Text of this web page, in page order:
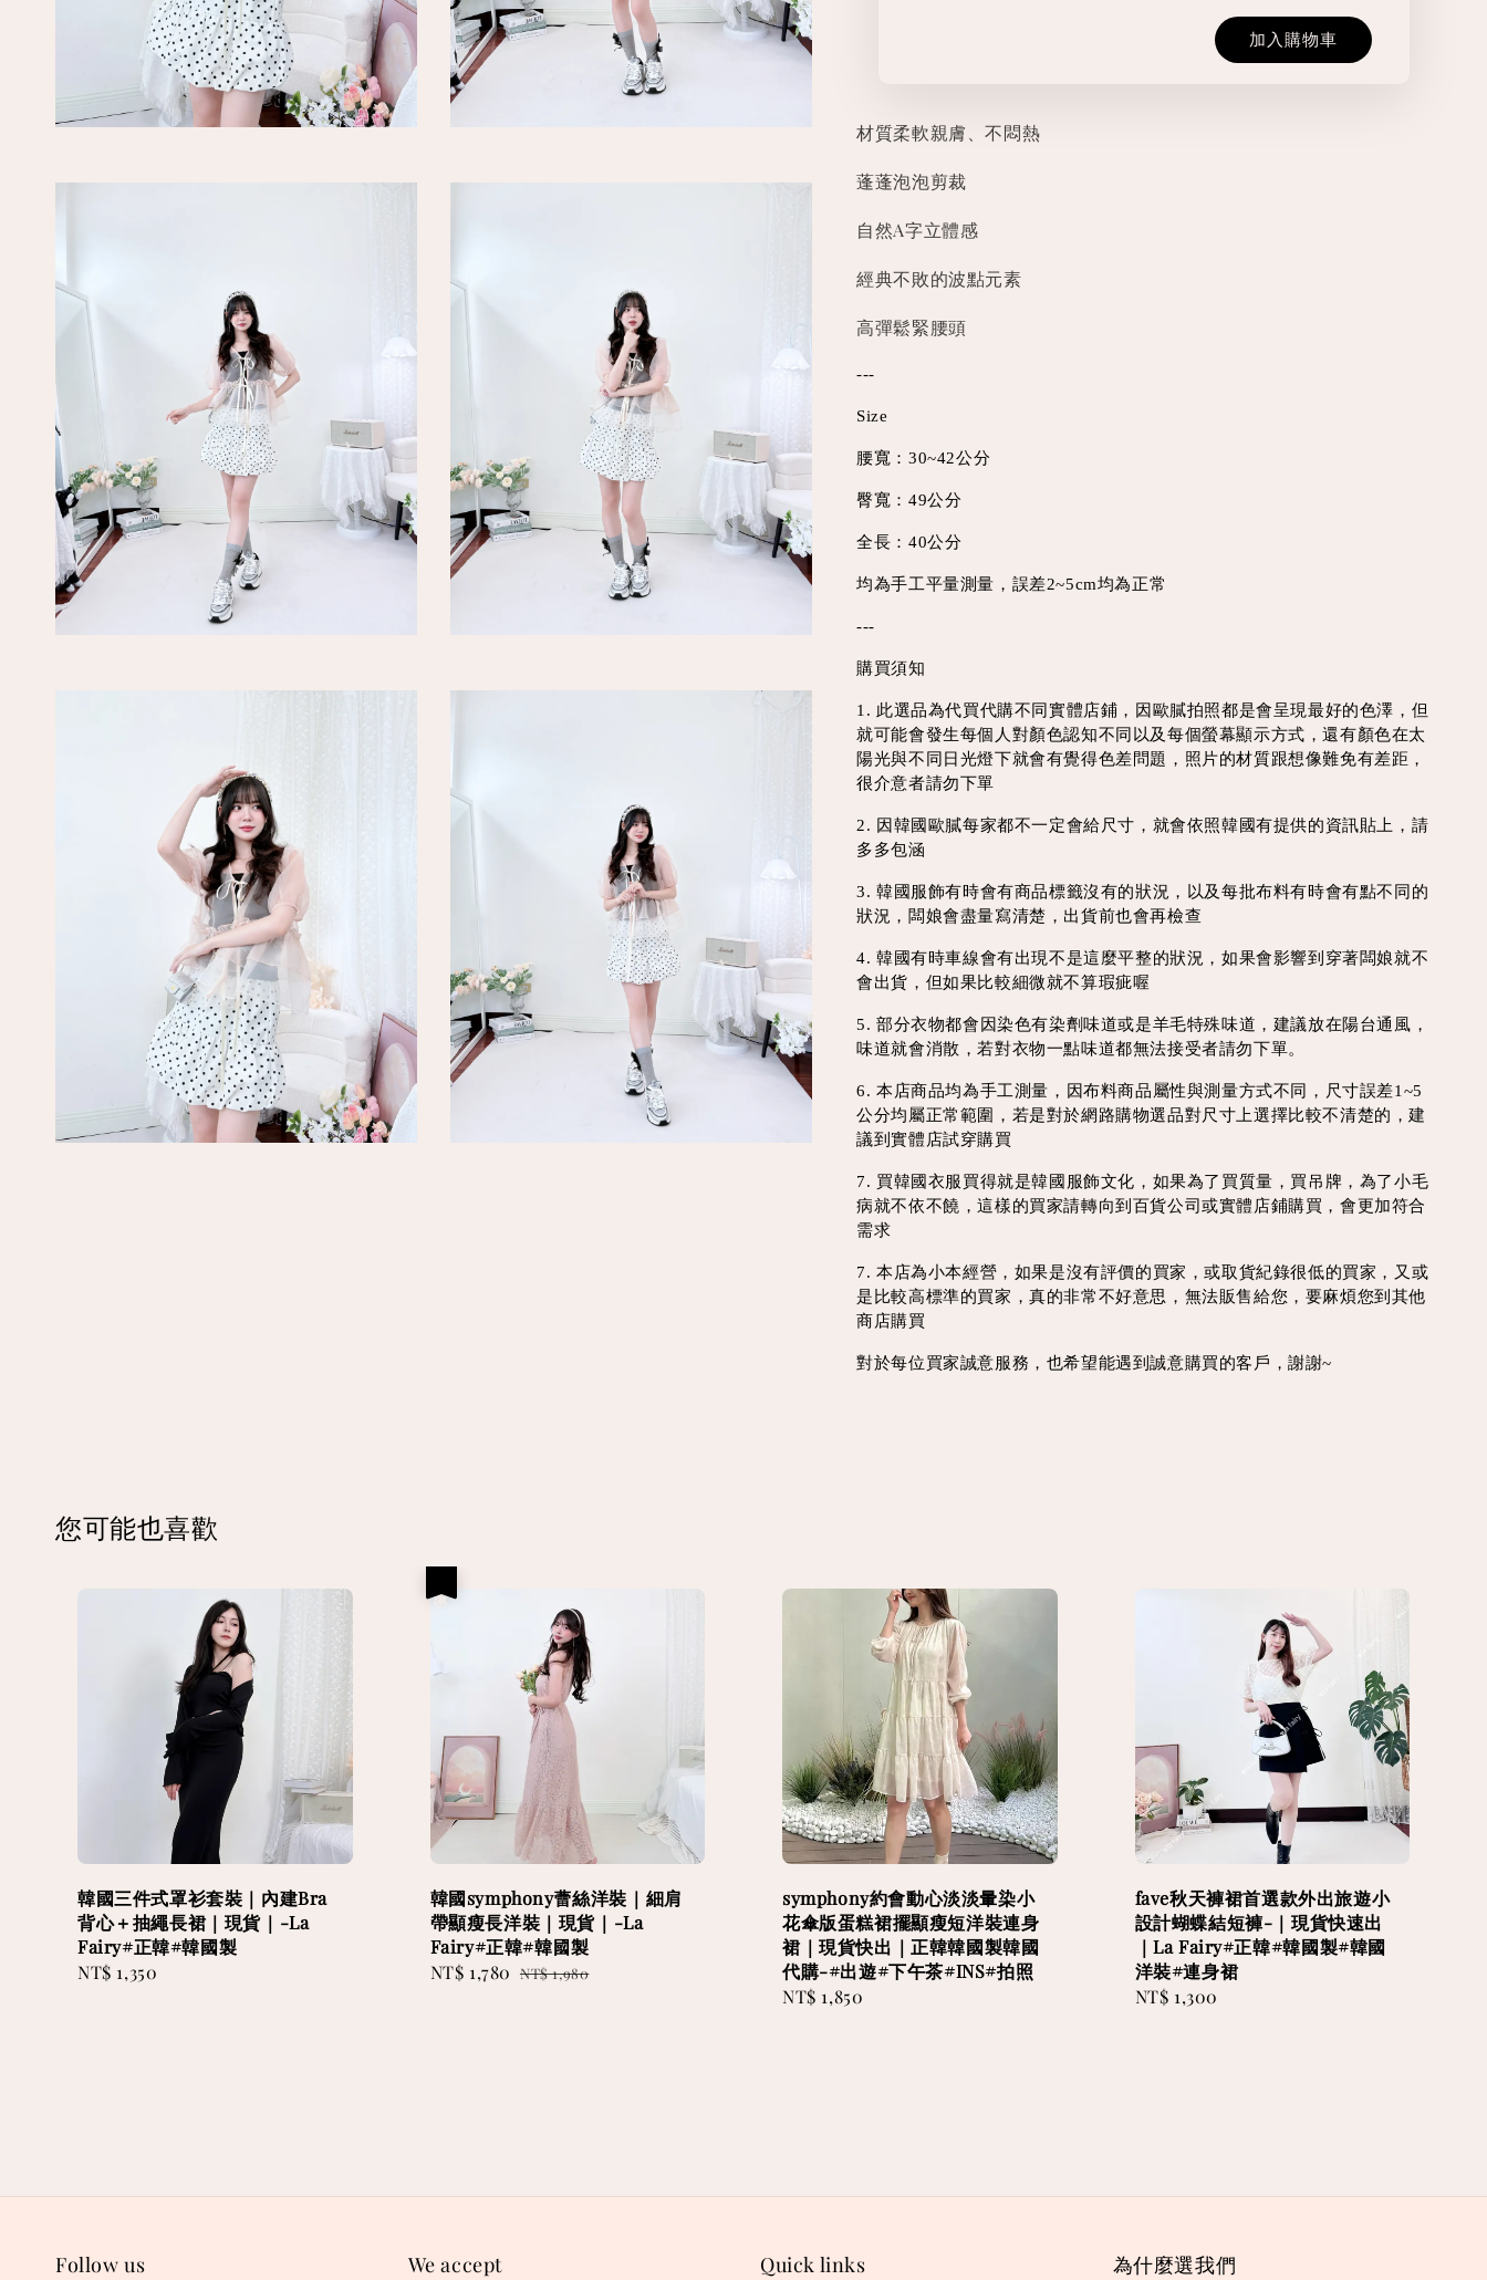
加入購物車
材質柔軟親膚、不悶熱
蓬蓬泡泡剪裁
自然A字立體感
經典不敗的波點元素
高彈鬆緊腰頭
---
Size
腰寬：30~42公分
臀寬：49公分
全長：40公分
均為手工平量測量，誤差2~5cm均為正常
---
購買須知
1. 此選品為代買代購不同實體店鋪，因歐膩拍照都是會呈現最好的色澤，但
就可能會發生每個人對顏色認知不同以及每個螢幕顯示方式，還有顏色在太
陽光與不同日光燈下就會有覺得色差問題，照片的材質跟想像難免有差距，
很介意者請勿下單
2. 因韓國歐膩每家都不一定會給尺寸，就會依照韓國有提供的資訊貼上，請
多多包涵
3. 韓國服飾有時會有商品標籤沒有的狀況，以及每批布料有時會有點不同的
狀況，闆娘會盡量寫清楚，出貨前也會再檢查
4. 韓國有時車線會有出現不是這麼平整的狀況，如果會影響到穿著闆娘就不
會出貨，但如果比較細微就不算瑕疵喔
5. 部分衣物都會因染色有染劑味道或是羊毛特殊味道，建議放在陽台通風，
味道就會消散，若對衣物一點味道都無法接受者請勿下單。
6. 本店商品均為手工測量，因布料商品屬性與測量方式不同，尺寸誤差1~5
公分均屬正常範圍，若是對於網路購物選品對尺寸上選擇比較不清楚的，建
議到實體店試穿購買
7. 買韓國衣服買得就是韓國服飾文化，如果為了買質量，買吊牌，為了小毛
病就不依不饒，這樣的買家請轉向到百貨公司或實體店鋪購買，會更加符合
需求
7. 本店為小本經營，如果是沒有評價的買家，或取貨紀錄很低的買家，又或
是比較高標準的買家，真的非常不好意思，無法販售給您，要麻煩您到其他
商店購買
對於每位買家誠意服務，也希望能遇到誠意購買的客戶，謝謝~
您可能也喜歡
韓國三件式罩衫套裝｜內建Bra
背心＋抽繩長裙｜現貨｜-La
Fairy#正韓#韓國製
Regular
NT$ 1,350
韓國symphony蕾絲洋裝｜細肩
帶顯瘦長洋裝｜現貨｜-La
Fairy#正韓#韓國製
Sale
NT$ 1,780 Regular
NT$ 1,980
symphony約會動心淡淡暈染小
花傘版蛋糕裙擺顯瘦短洋裝連身
裙｜現貨快出｜正韓韓國製韓國
代購-#出遊#下午茶#INS#拍照
Regular
NT$ 1,850
fave秋天褲裙首選款外出旅遊小
設計蝴蝶結短褲-｜現貨快速出
｜La Fairy#正韓#韓國製#韓國
洋裝#連身裙
Regular
NT$ 1,300
Follow us We accept Quick links 為什麼選我們